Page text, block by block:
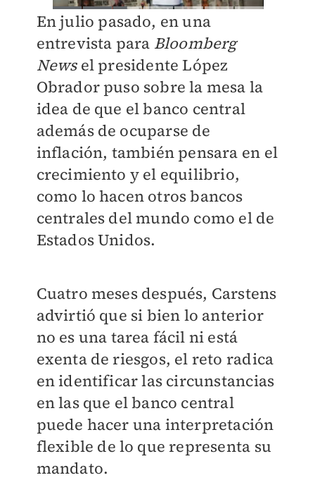
En julio pasado, en una
entrevista para Bloomberg
News el presidente López
Obrador puso sobre la mesa la
idea de que el banco central
además de ocuparse de
inflación, también pensara en el
crecimiento y el equilibrio,
como lo hacen otros bancos
centrales del mundo como el de
Estados Unidos.
Cuatro meses después, Carstens
advirtió que si bien lo anterior
no es una tarea fácil ni está
exenta de riesgos, el reto radica
en identificar las circunstancias
en las que el banco central
puede hacer una interpretación
flexible de lo que representa su
mandato.